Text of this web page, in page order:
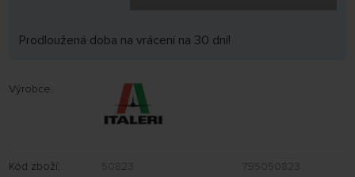
Prodloužená doba na vrácení na 30 dní!
Výrobce:
Kód zboží: 50823 795050823